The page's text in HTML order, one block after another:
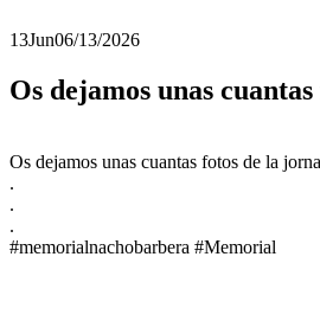
13Jun06/13/2026
Os dejamos unas
Os dejamos unas cuantas fotos de la
.
.
.
#memorialnachobarbera #Memorial